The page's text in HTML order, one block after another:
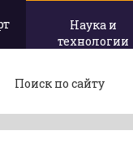
Наука и
технологии